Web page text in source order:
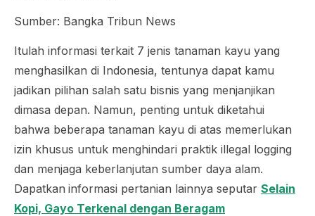
Sumber: Bangka Tribun News
Itulah informasi terkait 7 jenis tanaman kayu yang
menghasilkan di Indonesia, tentunya dapat kamu
jadikan pilihan salah satu bisnis yang menjanjikan
dimasa depan. Namun, penting untuk diketahui
bahwa beberapa tanaman kayu di atas memerlukan
izin khusus untuk menghindari praktik illegal logging
dan menjaga keberlanjutan sumber daya alam.
Dapatkan informasi pertanian lainnya seputar Selain
Kopi, Gayo Terkenal dengan Beragam